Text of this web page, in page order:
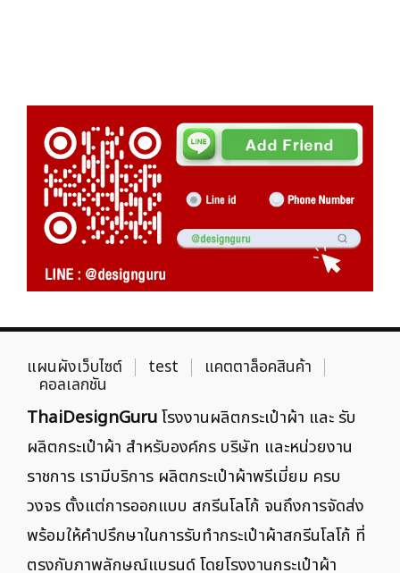
แผนผังเว็บไซต์ test แคตตาล็อคสินค้า
คอลเลกชัน
ThaiDesignGuruโรงงานผลิตกระเป๋าผ้า และ รับ
ผลิตกระเป๋าผ้า สำหรับองค์กร บริษัท และหน่วยงาน
ราชการ เรามีบริการ ผลิตกระเป๋าผ้าพรีเมี่ยม ครบ
วงจร ตั้งแต่การออกแบบ สกรีนโลโก้ จนถึงการจัดส่ง
พร้อมให้คำปรึกษาในการรับทำกระเป๋าผ้าสกรีนโลโก้ ที่
ตรงกับภาพลักษณ์แบรนด์ โดยโรงงานกระเป๋าผ้า